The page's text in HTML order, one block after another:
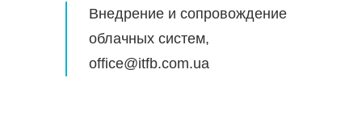
Внедрение и сопровождение
облачных систем,
office@itfb.com.ua